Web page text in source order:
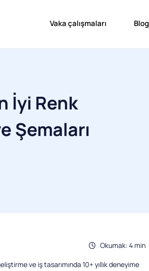
Vaka çalışmaları Blog
İyi Renk
Şemaları
Okumak: 4 min
ve iş tasarımında 10+ yıllık deneyime